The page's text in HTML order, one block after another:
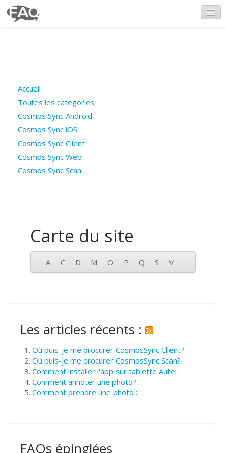
Poser une question
Questions ouvertes
Connexion
Accueil
Toutes les catégories
Cosmos Sync Android
Cosmos Sync iOS
Cosmos Sync Client
Cosmos Sync Web
Cosmos Sync Scan
Carte du site
A C D M O P Q S V
Les articles récents :
Où puis-je me procurer CosmosSync Client?
Où puis-je me procurer CosmosSync Scan?
Comment installer l'app sur tablette Autel
Comment annoter une photo?
Comment prendre une photo :
FAQs épinglées